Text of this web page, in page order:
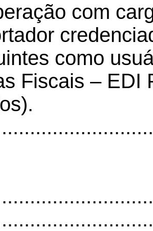
com
como
Fiscais – EDI